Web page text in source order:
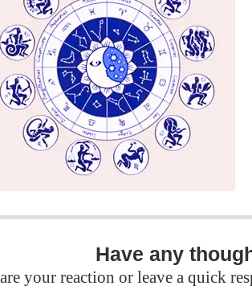
Have any
your reaction or leave a quick